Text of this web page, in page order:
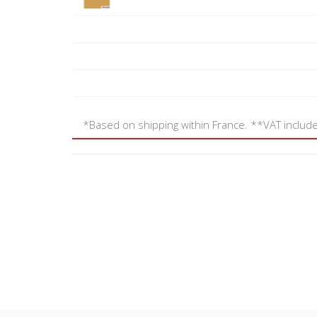
*Based on shipping within France. **VAT